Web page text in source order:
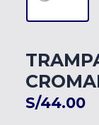
S/44.00